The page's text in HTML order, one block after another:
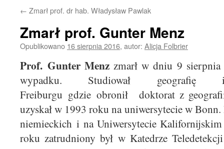
← Zmarł prof. dr hab. Władysław Pawlak
Zmarł prof. Gunter Menz
Opublikowano 16 sierpnia 2016, autor: Alicja Folbrier
Prof. Gunter Menz zmarł w dniu 9
wypadku. Studiował
Freiburgu gdzie obronił doktorat z
uzyskał w 1993 roku na uniwersytecie w Bonn.
niemieckich i na Uniwersytecie Kalifornijskim
roku zatrudniony był w Katedrze